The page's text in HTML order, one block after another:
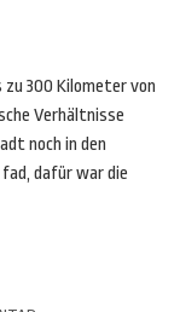
zu 300 Kilometer von
Verhältnisse
noch in den
dafür war die